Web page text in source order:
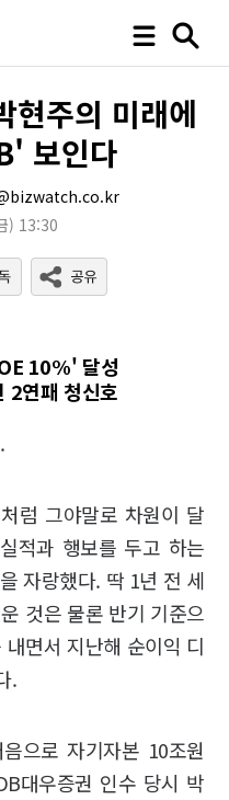
주의 미래에
보인다
) 13:30
10%' 달성
2연패 청신호
럼 그야말로 차원이 달
적과 행보를 두고 하는
자랑했다. 딱 1년 전 세
것은 물론 반기 기준으
면서 지난해 순이익 디
.
으로 자기자본 10조원
대우증권 인수 당시 박